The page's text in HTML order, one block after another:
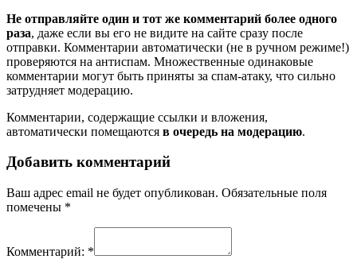
Не отправляйте один и тот же комментарий более одного
раза, даже если вы его не видите на сайте сразу после
отправки. Комментарии автоматически (не в ручном режиме!)
проверяются на антиспам. Множественные одинаковые
комментарии могут быть приняты за спам-атаку, что сильно
затрудняет модерацию.
Комментарии, содержащие ссылки и вложения,
автоматически помещаются в очередь на модерацию.
Добавить комментарий
Ваш адрес email не будет опубликован. Обязательные поля
помечены *
Комментарий: *